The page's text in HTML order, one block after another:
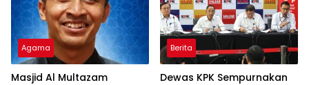
Agama
Masjid Al Multazam
Berita
Dewas KPK Sempurnakan